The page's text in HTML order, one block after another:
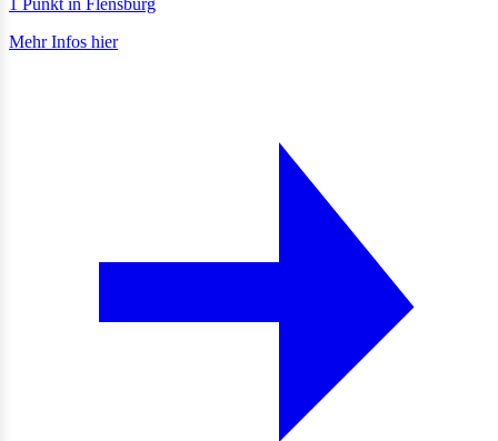
1 Punkt in Flensburg
Mehr Infos hier